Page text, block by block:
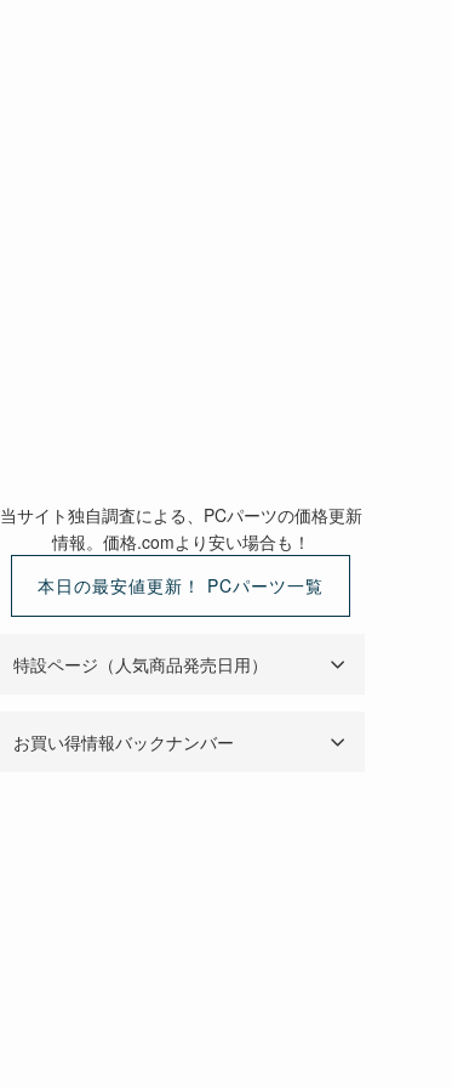
当サイト独自調査による、PCパーツの価格更新
情報。価格.comより安い場合も！
本日の最安値更新！ PCパーツ一覧
特設ページ（人気商品発売日用）
お買い得情報バックナンバー